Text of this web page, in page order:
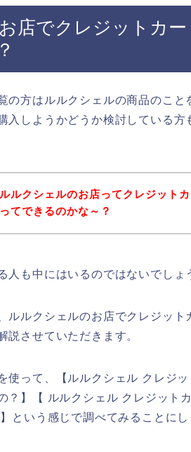
店でクレジットカ
の方はルルクシェルの商品のこと
入しようかどうか検討している方
ルクシェルのお店ってクレジット
てできるのかな～？
人も中にはいるのではないでしょ
ルルクシェルのお店でクレジット
説させていただきます。
使って、【ルルクシェル クレジ
】【 ルルクシェル クレジット
いう感じで調べてみることにし